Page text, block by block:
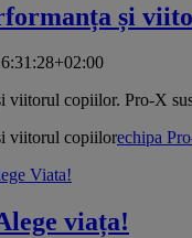
și
viitorul copiilor. Pro-X
viitorul copiilorechipa
viața!